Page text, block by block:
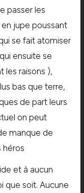
passer les
jupe poussant
se fait atomiser
ensuite se
les raisons ),
bas que terre,
de part leurs
on peut
manque de
héros
et à aucun
que soit. Aucune